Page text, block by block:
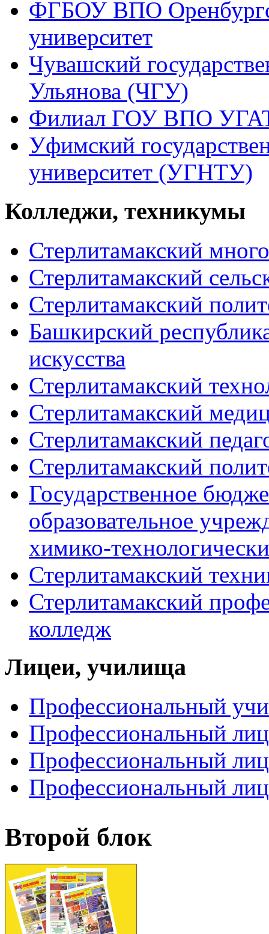
ФГБОУ ВПО
университет
Чувашский
Ульянова (ЧГУ)
Филиал ГОУ ВПО
Уфимский
университет (УГНТУ)
Колледжи, техникумы
Стерлитамакский
Стерлитамакский
Стерлитамакский
Башкирский
искусства
Стерлитамакский
Стерлитамакский
Стерлитамакский
Стерлитамакский
Государственное
образовательное
химико-
Стерлитамакский
Стерлитамакский
колледж
Лицеи, училища
Профессиональный
Профессиональный
Профессиональный
Профессиональный
Второй блок